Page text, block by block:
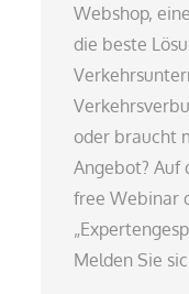
Webshop,
die beste
oder braucht
Angebot? Auf
free Webinar
Melden Sie